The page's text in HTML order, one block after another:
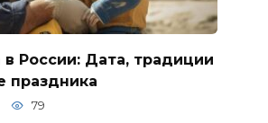
России: Дата, традиции
праздника
79